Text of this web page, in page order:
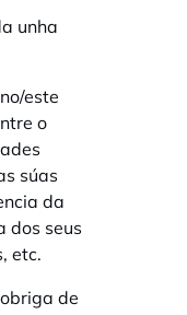
unha
este
o
súas
da
dos seus
etc.
de